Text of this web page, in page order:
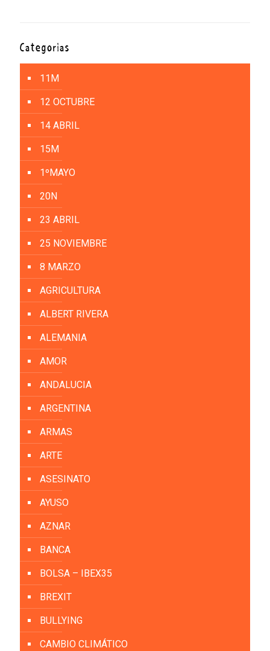
Categorías
11M
12 OCTUBRE
14 ABRIL
15M
1ºMAYO
20N
23 ABRIL
25 NOVIEMBRE
8 MARZO
AGRICULTURA
ALBERT RIVERA
ALEMANIA
AMOR
ANDALUCIA
ARGENTINA
ARMAS
ARTE
ASESINATO
AYUSO
AZNAR
BANCA
BOLSA – IBEX35
BREXIT
BULLYING
CAMBIO CLIMÁTICO